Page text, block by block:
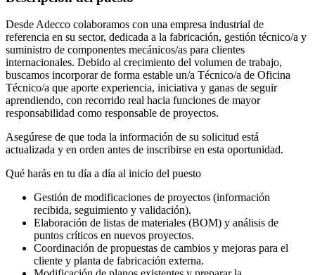
Desde Adecco colaboramos con una empresa industrial de
referencia en su sector, dedicada a la fabricación, gestión técnico/a y
suministro de componentes mecánicos/as para clientes
internacionales. Debido al crecimiento del volumen de trabajo,
buscamos incorporar de forma estable un/a Técnico/a de Oficina
Técnico/a que aporte experiencia, iniciativa y ganas de seguir
aprendiendo, con recorrido real hacia funciones de mayor
responsabilidad como responsable de proyectos.
Asegúrese de que toda la información de su solicitud está
actualizada y en orden antes de inscribirse en esta oportunidad.
Qué harás en tu día a día al inicio del puesto
Gestión de modificaciones de proyectos (información
recibida, seguimiento y validación).
Elaboración de listas de materiales (BOM) y análisis de
puntos críticos en nuevos proyectos.
Coordinación de propuestas de cambios y mejoras para el
cliente y planta de fabricación externa.